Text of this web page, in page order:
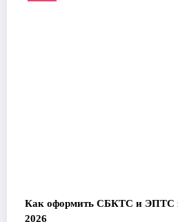
Как оформить СБКТС и ЭПТС
2026